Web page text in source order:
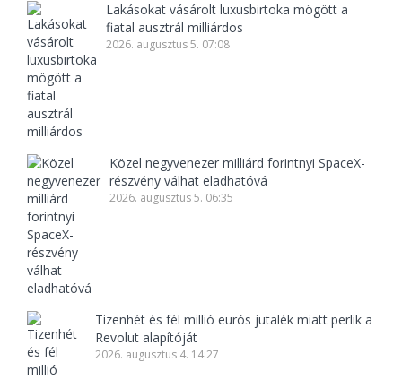
Lakásokat vásárolt luxusbirtoka mögött a
fiatal ausztrál milliárdos
2026. augusztus 5. 07:08
Közel negyvenezer milliárd forintnyi SpaceX-
részvény válhat eladhatóvá
2026. augusztus 5. 06:35
Tizenhét és fél millió eurós jutalék miatt perlik a
Revolut alapítóját
2026. augusztus 4. 14:27